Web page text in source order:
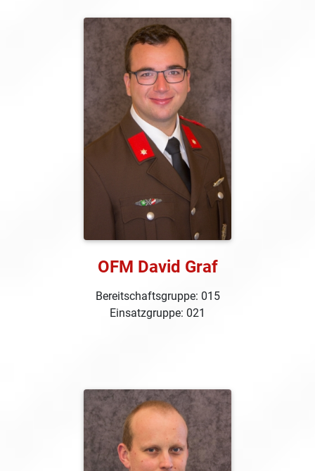
OFM David Graf
Bereitschaftsgruppe: 015
Einsatzgruppe: 021